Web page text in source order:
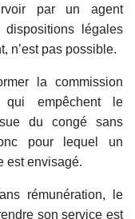
par un agent
légales
n’est pas possible.
la commission
qui empêchent le
du congé sans
pour lequel un
est envisagé.
rémunération, le
son service est